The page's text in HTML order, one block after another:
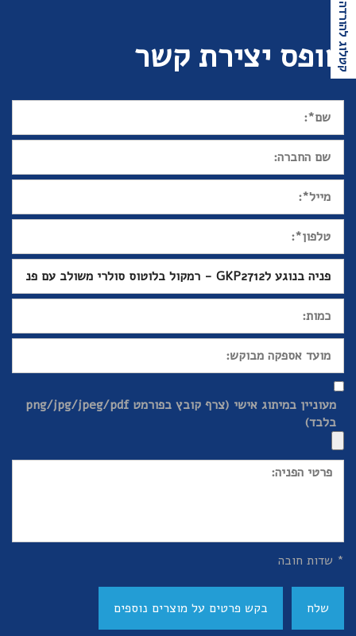
קטלוג להורדהטופס יצירת קשר
מעוניין במיתוג אישי (צרף קובץ בפורמט png/jpg/jpeg/pdf
בלבד)
* שדות חובה
שלח בקש פרטים על מוצרים נוספים